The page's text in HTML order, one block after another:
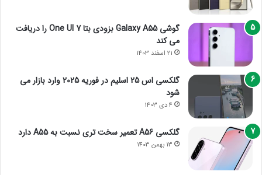
گوشی Galaxy A55 بزودی بتا One UI 7 را دریافت
می کند
21 اسفند 1403
گلکسی اس 25 اسلیم در فوریه 2025 وارد بازار می
شود
4 دی 1403
گلکسی A56 تعمیر سخت تری نسبت به A55 دارد
13 بهمن 1403